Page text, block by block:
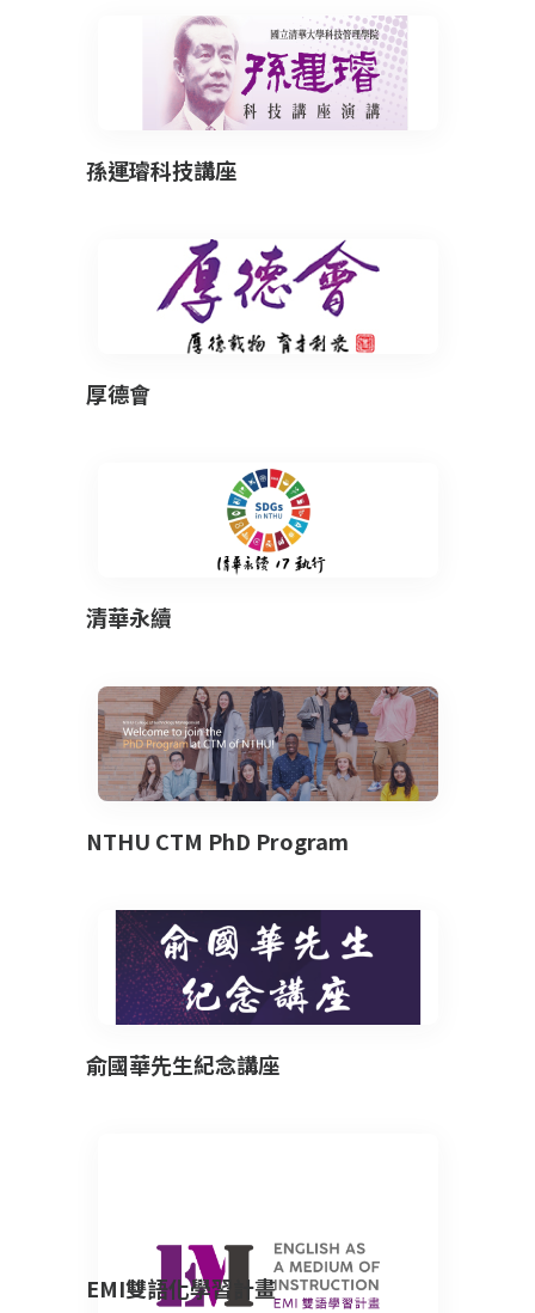
孫運璿科技講座
厚德會
清華永續
NTHU CTM PhD Program
俞國華先生紀念講座
EMI雙語化學習計畫